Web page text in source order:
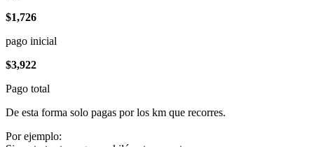
$1,726
pago inicial
$3,922
Pago total
De esta forma solo pagas por los km que recorres.
Por ejemplo: